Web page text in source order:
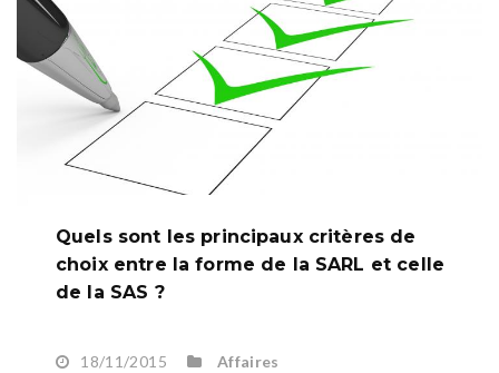
Quels sont les principaux critères de
choix entre la forme de la SARL et celle
de la SAS ?
18/11/2015
Affaires